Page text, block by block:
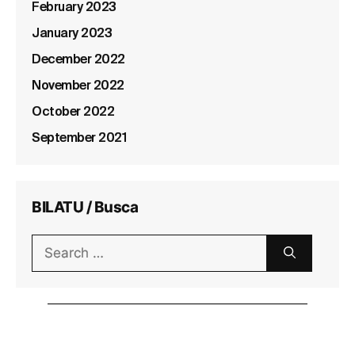
February 2023
January 2023
December 2022
November 2022
October 2022
September 2021
BILATU / Busca